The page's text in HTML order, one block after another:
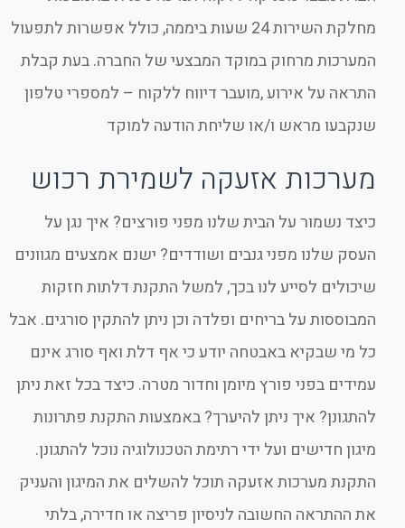
מחלקת השירות 24 שעות ביממה, כולל אפשרות לתפעול
המערכות מרחוק במוקד המבצעי של החברה. בעת קבלת
התראה על אירוע ,מועבר דיווח ללקוח – למספרי טלפון
שנקבעו מראש ו/או שליחת הודעה למוקד
מערכות אזעקה לשמירת רכוש
כיצד נשמור על הבית שלנו מפני פורצים? איך נגן על
העסק שלנו מפני גנבים ושודדים? ישנם אמצעים מגוונים
שיכולים לסייע לנו בכך, למשל התקנת דלתות חזקות
המבוססות על בריחים ופלדה וכן ניתן להתקין סורגים. אבל
כל מי שבקיא באבטחה יודע כי אף דלת ואף סורג אינם
עמידים בפני פורץ מיומן וחדור מטרה. כיצד בכל זאת ניתן
להתגונן? איך ניתן להיערך? באמצעות התקנת פתרונות
מיגון חדישים ועל ידי רתימת הטכנולוגיה נוכל להתגונן.
התקנת מערכות אזעקה תוכל להשלים את המיגון והעניק
את ההתראה החשובה לניסיון פריצה או חדירה, בלתי